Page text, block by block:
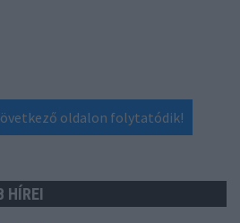
oldalon folytatódik!
HÍREI